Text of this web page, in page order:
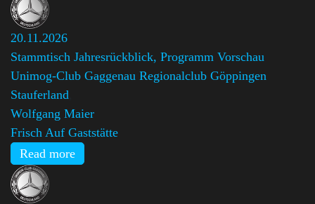
20.11.2026
Stammtisch Jahresrückblick, Programm Vorschau
Unimog-Club Gaggenau Regionalclub Göppingen
Stauferland
Wolfgang Maier
Frisch Auf Gaststätte
Read more